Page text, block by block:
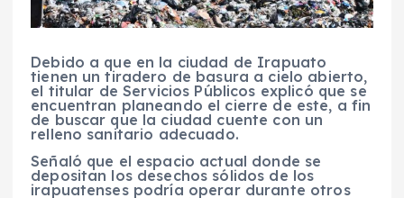
Debido a que en la ciudad de Irapuato
tienen un tiradero de basura a cielo abierto,
el titular de Servicios Públicos explicó que se
encuentran planeando el cierre de este, a fin
de buscar que la ciudad cuente con un
relleno sanitario adecuado.
Señaló que el espacio actual donde se
depositan los desechos sólidos de los
irapuatenses podría operar durante otros